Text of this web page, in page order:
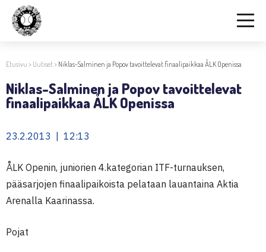
Etusivu > Uutiset> Niklas-Salminen ja Popov tavoittelevat finaalipaikkaa ÅLK Openissa
Niklas-Salminen ja Popov tavoittelevat
finaalipaikkaa ÅLK Openissa
23.2.2013 | 12:13
ÅLK Openin, juniorien 4.kategorian ITF-turnauksen,
pääsarjojen finaalipaikoista pelataan lauantaina Aktia
Arenalla Kaarinassa.
Pojat